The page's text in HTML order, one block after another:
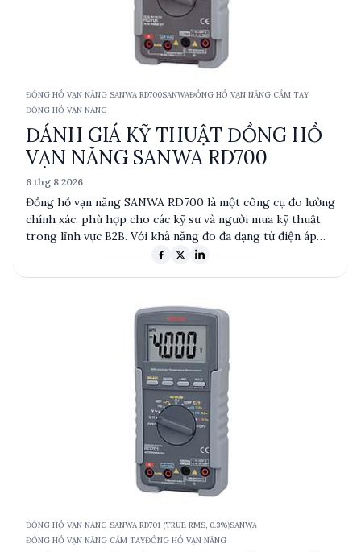
ĐỒNG HỒ VẠN NĂNG SANWA RD700SANWAĐỒNG HỒ VẠN NĂNG CẦM TAY
ĐỒNG HỒ VẠN NĂNG
ĐÁNH GIÁ KỸ THUẬT ĐỒNG HỒ
VẠN NĂNG SANWA RD700
6 thg 8 2026
Đồng hồ vạn năng SANWA RD700 là một công cụ đo lường
chính xác, phù hợp cho các kỹ sư và người mua kỹ thuật
trong lĩnh vực B2B. Với khả năng đo đa dạng từ điện áp
DC/AC, dòng điện đến điện trở và điện dung, sản phẩm
Loan và được thiết kế để đáp ứng nhu cầu đo lường
ĐỒNG HỒ VẠN NĂNG SANWA RD701 (TRUE RMS, 0.3%)SANWA
ĐỒNG HỒ VẠN NĂNG CẦM TAYĐỒNG HỒ VẠN NĂNG